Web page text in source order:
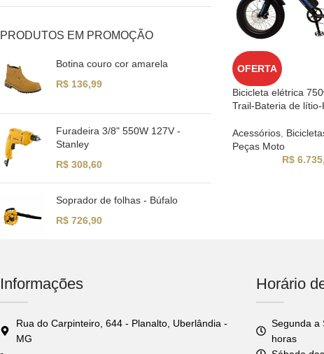
PRODUTOS EM PROMOÇÃO
Botina couro cor amarela
R$ 136,99
Furadeira 3/8" 550W 127V -
Stanley
R$ 308,60
Soprador de folhas - Búfalo
R$ 726,90
OFERTA
Bicicleta elétrica
Trail-Bateria de lítio-
Acessórios
Peças Moto
R$
Informações
Rua do Carpinteiro, 644 - Planalto, Uberlândia -
MG
Horário
Segunda a
horas